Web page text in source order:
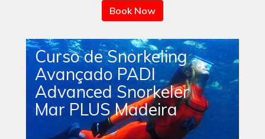
Book Now
Curso de Snorkeling
Avançado PADI
Advanced Snorkeler
Mar PLUS Madeira